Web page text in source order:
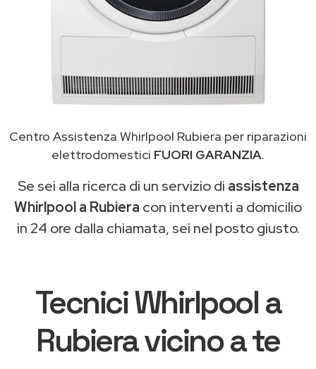
Centro Assistenza Whirlpool Rubiera per riparazioni
elettrodomestici FUORI GARANZIA.
Se sei alla ricerca di un servizio di assistenza
Whirlpool a Rubiera con interventi a domicilio
in 24 ore dalla chiamata, sei nel posto giusto.
Tecnici Whirlpool a
Rubiera vicino a te